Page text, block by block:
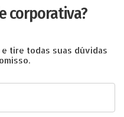
corporativa?
tire todas suas dúvidas